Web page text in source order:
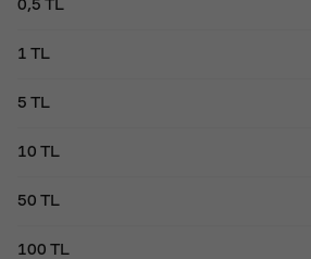
0,5 TL
1 TL
5 TL
10 TL
50 TL
100 TL